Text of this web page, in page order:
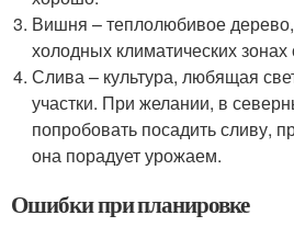
Вишня – теплолюбивое
холодных климатических
Слива – культура, любящая
участки. При желании, в
попробовать посадить сливу,
она порадует урожаем.
Ошибки при планировке